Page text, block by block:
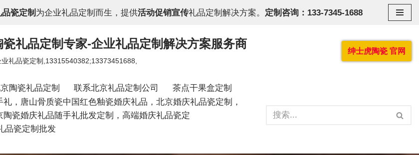
瓷定制 为企业礼品定制而生，提供活动促销宣传礼品定制解决方案。 定制咨询：133-7345-1688
礼品定制专家-企业礼品定制解决方案服务商
礼品瓷定制,13315540382;13373451688,
绅士虎陶瓷 官网
陶瓷礼品定制 联系北京礼品定制公司
茶点干果盒定制
，唐山骨质瓷中国红色釉瓷婚庆礼品，北京婚庆礼品瓷定制，
瓷婚庆礼品随手礼批发定制，高端婚庆礼品瓷定
品瓷定制批发